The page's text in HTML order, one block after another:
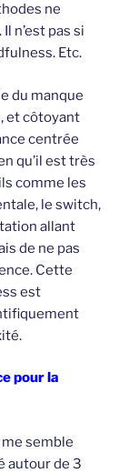
ne
n’est pas si
Etc.
du manque
et côtoyant
centrée
qu’il est très
comme les
le switch,
allant
de ne pas
Cette
est
pour la
semble
autour de 3